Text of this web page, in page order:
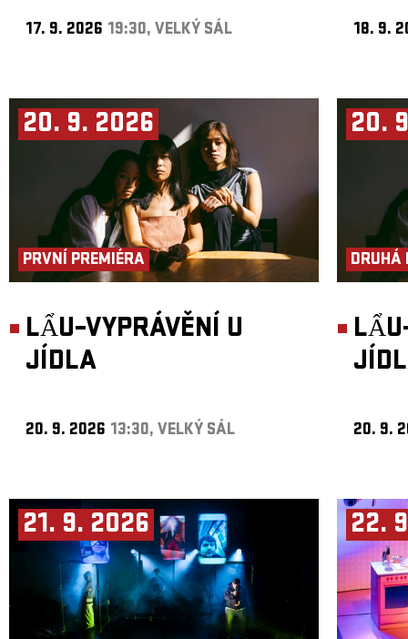
17. 9. 2026 19:30, VELKÝ SÁL 18. 9.
20. 9. 2026
PRVNÍ PREMIÉRA
LẨU–VYPRÁVĚNÍ U
JÍDLA
20. 9. 2026 13:30, VELKÝ SÁL
20.
DRUHÁ
20. 9.
21. 9. 2026 22.